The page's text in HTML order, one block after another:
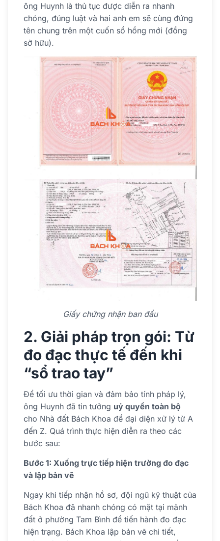
ông Huynh là thủ tục được diễn ra nhanh
chóng, đúng luật và hai anh em sẽ cùng đứng
tên chung trên một cuốn sổ hồng mới (đồng
sở hữu).
Giấy chứng nhận ban đầu
2. Giải pháp trọn gói: Từ
đo đạc thực tế đến khi
“sổ trao tay”
Để tối ưu thời gian và đảm bảo tính pháp lý,
ông Huynh đã tin tưởng uỷ quyền toàn bộ
cho Nhà đất Bách Khoa để đại diện xử lý từ A
đến Z. Quá trình thực hiện diễn ra theo các
bước sau:
Bước 1: Xuống trực tiếp hiện trường đo đạc
và lập bản vẽ
Ngay khi tiếp nhận hồ sơ, đội ngũ kỹ thuật của
Bách Khoa đã nhanh chóng có mặt tại mảnh
đất ở phường Tam Bình để tiến hành đo đạc
hiện trạng. Bách Khoa lập bản vẽ chi tiết,